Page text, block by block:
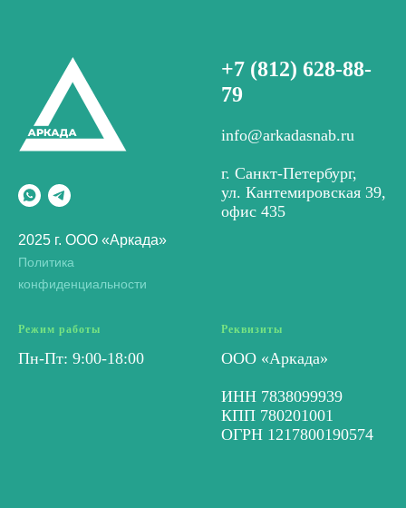
2025 г. ООО «Аркада»
Политика
конфиденциальности
+7 (812) 628-88-
79
info@arkadasnab.ru
г. Санкт-Петербург,
ул. Кантемировская 39,
офис 435
Режим работы
Пн-Пт: 9:00-18:00
Реквизиты
ООО «Аркада»
ИНН 7838099939
КПП 780201001
ОГРН 1217800190574